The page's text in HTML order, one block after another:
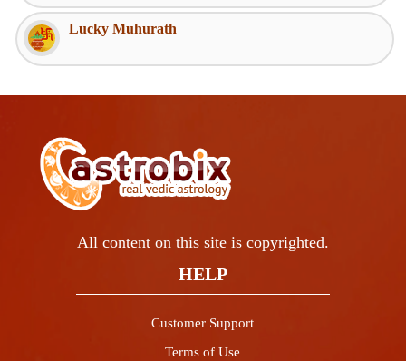
Lucky Muhurath
All content on this site is copyrighted.
HELP
Customer Support
Terms of Use